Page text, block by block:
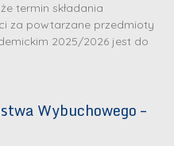
termin składania
za powtarzane przedmioty
2025/2026 jest do
Wybuchowego –